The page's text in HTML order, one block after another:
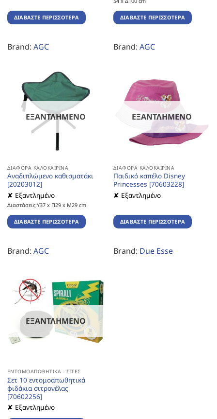
ΔΙΑΒΆΣΤΕ ΠΕΡΙΣΣΌΤΕΡΑ
Brand: AGC
ΔΙΑΒΆΣΤΕ ΠΕΡΙΣΣΌΤΕΡΑ
Brand: AGC
ΕΞΑΝΤΛΗΜΈΝΟ
ΔΙΆΦΟΡΑ ΚΑΛΟΚΑΙΡΙΝΆ
Αναδιπλώμενο καθισματάκι
[20203012]
✘ Εξαντλημένο
Διαστάσεις:Υ37 x Π29 x Μ29 cm
ΔΙΑΒΆΣΤΕ ΠΕΡΙΣΣΌΤΕΡΑ
Brand: AGC
ΕΞΑΝΤΛΗΜΈΝΟ
ΔΙΆΦΟΡΑ ΚΑΛΟΚΑΙΡΙΝΆ
Παιδικό καπέλο Disney
Princesses [70603228]
✘ Εξαντλημένο
ΔΙΑΒΆΣΤΕ ΠΕΡΙΣΣΌΤΕΡΑ
Brand: Due Esse
ΕΞΑΝΤΛΗΜΈΝΟ
ΕΝΤΟΜΟΑΠΩΘΗΤΙΚΆ - ΣΊΤΕΣ
Σετ 10 εντομοαπωθητικά
φιδάκια σιτρονέλας
[70602256]
✘ Εξαντλημένο